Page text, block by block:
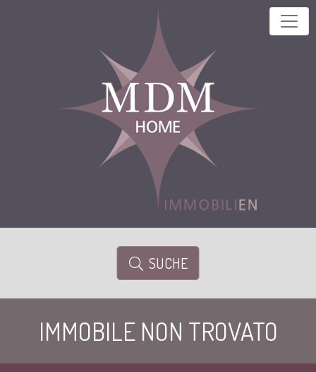
SUCHE
IMMOBILE NON TROVATO